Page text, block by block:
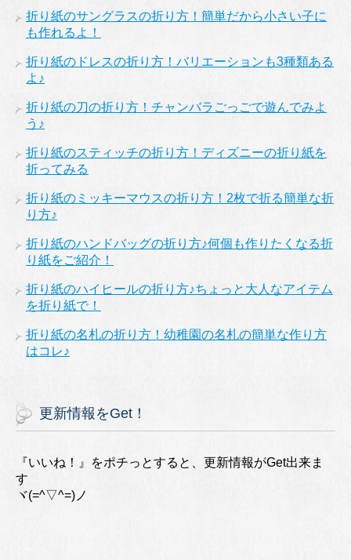
折り紙のサングラスの折り方！簡単だから小さい子に
も作れるよ！
折り紙のドレスの折り方！バリエーションも3種類ある
よ♪
折り紙の刀の折り方！チャンバラごっごで遊んでみよ
う♪
折り紙のスティッチの折り方！ディズニーの折り紙を
折ってみる
折り紙のミッキーマウスの折り方！2枚で折る簡単な折
り方♪
折り紙のハンドバッグの折り方♪何個も作りたくなる折
り紙をご紹介！
折り紙のハイヒールの折り方♪ちょっと大人なアイテム
を折り紙で！
折り紙の名札の折り方！幼稚園の名札の簡単な作り方
はコレ♪
更新情報をGet！
『いいね！』をポチっとすると、更新情報がGet出来ま
す
ヾ(=^▽^=)ノ